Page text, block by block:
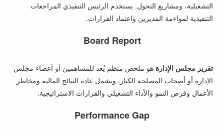
التشغيلية، ومشاريع التحول. يستخدم الرئيس التنفيذي المراجعات
التنفيذية لمواءمة المديرين واعتماد القرارات.
Board Report
تقرير مجلس الإدارة هو ملخص منظم يُعد للمساهمين أو أعضاء مجلس
الإدارة أو أصحاب المصلحة الكبار. ويشمل عادة النتائج المالية ومخاطر
الأعمال وفرص النمو والأداء التشغيلي والقرارات الاستراتيجية.
Performance Gap